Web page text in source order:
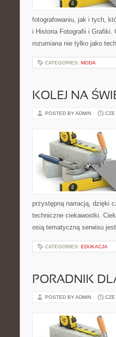
fotografowaniu, jak i tych,
i Historia Fotografii i Grafiki.
rozumiana nie tylko jako
CATEGORIES: MODA
KOLEJ NA
POSTED BY ADMIN
przystępną narracją, dzięki
techniczne ciekawostki.
osią tematyczną serwisu
CATEGORIES: EDUKACJA
PORADNIK
POSTED BY ADMIN